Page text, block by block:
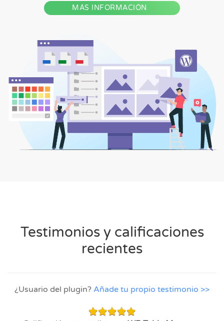
MÁS INFORMACIÓN
Testimonios y calificaciones
recientes
¿Usuario del plugin? Añade tu propio testimonio >>